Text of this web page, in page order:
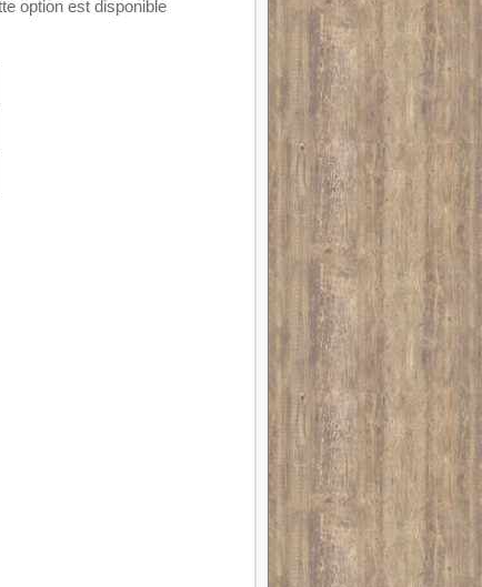
option est disponible